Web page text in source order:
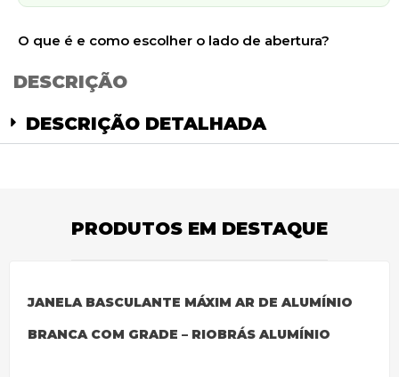
O que é e como escolher o lado de abertura?
DESCRIÇÃO
DESCRIÇÃO DETALHADA
PRODUTOS EM DESTAQUE
JANELA BASCULANTE MÁXIM AR DE ALUMÍNIO
BRANCA COM GRADE – RIOBRÁS ALUMÍNIO